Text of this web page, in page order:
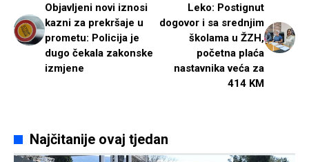
Objavljeni novi iznosi
kazni za prekršaje u
prometu: Policija je
dugo čekala zakonske
izmjene
Leko: Postignut
dogovor i sa srednjim
školama u ŽZH,
početna plaća
nastavnika veća za
414 KM
Najčitanije ovaj tjedan